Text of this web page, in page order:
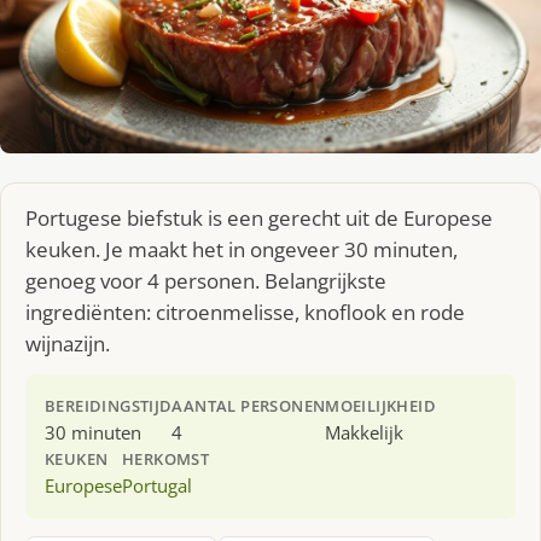
Portugese biefstuk is een gerecht uit de Europese
keuken. Je maakt het in ongeveer 30 minuten,
genoeg voor 4 personen. Belangrijkste
ingrediënten: citroenmelisse, knoflook en rode
wijnazijn.
BEREIDINGSTIJD
30 minuten
AANTAL PERSONEN
4
MOEILIJKHEID
Makkelijk
KEUKEN
Europese
HERKOMST
Portugal